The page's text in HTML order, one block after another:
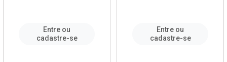
Entre ou
cadastre-se
Entre ou
cadastre-se